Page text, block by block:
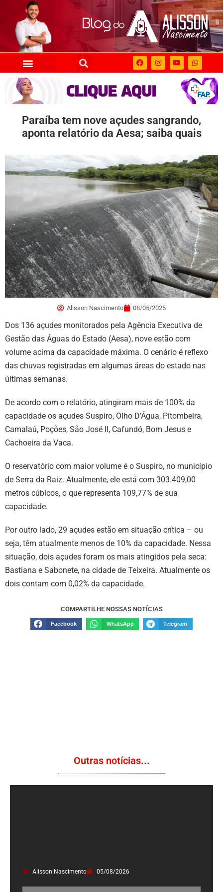
Paraíba tem nove açudes sangrando,
aponta relatório da Aesa; saiba quais
Alisson Nascimento 08/05/2025
Dos 136 açudes monitorados pela Agência Executiva de
Gestão das Águas do Estado (Aesa), nove estão com
volume acima da capacidade máxima. O cenário é reflexo
das chuvas registradas em algumas áreas do estado nas
últimas semanas.
De acordo com o relatório, atingiram mais de 100% da
capacidade os açudes Suspiro, Olho D’Água, Pitombeira,
Camalaú, Poções, São José II, Cafundó, Bom Jesus e
Cachoeira da Vaca.
O reservatório com maior volume é o Suspiro, no município
de Serra da Raiz. Atualmente, ele está com 303.409,00
metros cúbicos, o que representa 109,77% de sua
capacidade.
Por outro lado, 29 açudes estão em situação crítica – ou
seja, têm atualmente menos de 10% da capacidade. Nessa
situação, dois açudes foram os mais atingidos pela seca:
Bastiana e Sabonete, na cidade de Teixeira. Atualmente os
dois contam com 0,02% da capacidade.
COMPARTILHE NOSSAS NOTÍCIAS
Facebook WhatsApp Telegram
Outras notícias...
Alisson Nascimento 05/08/2026